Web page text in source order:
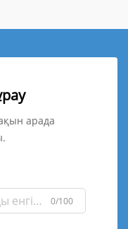
арада
0/100